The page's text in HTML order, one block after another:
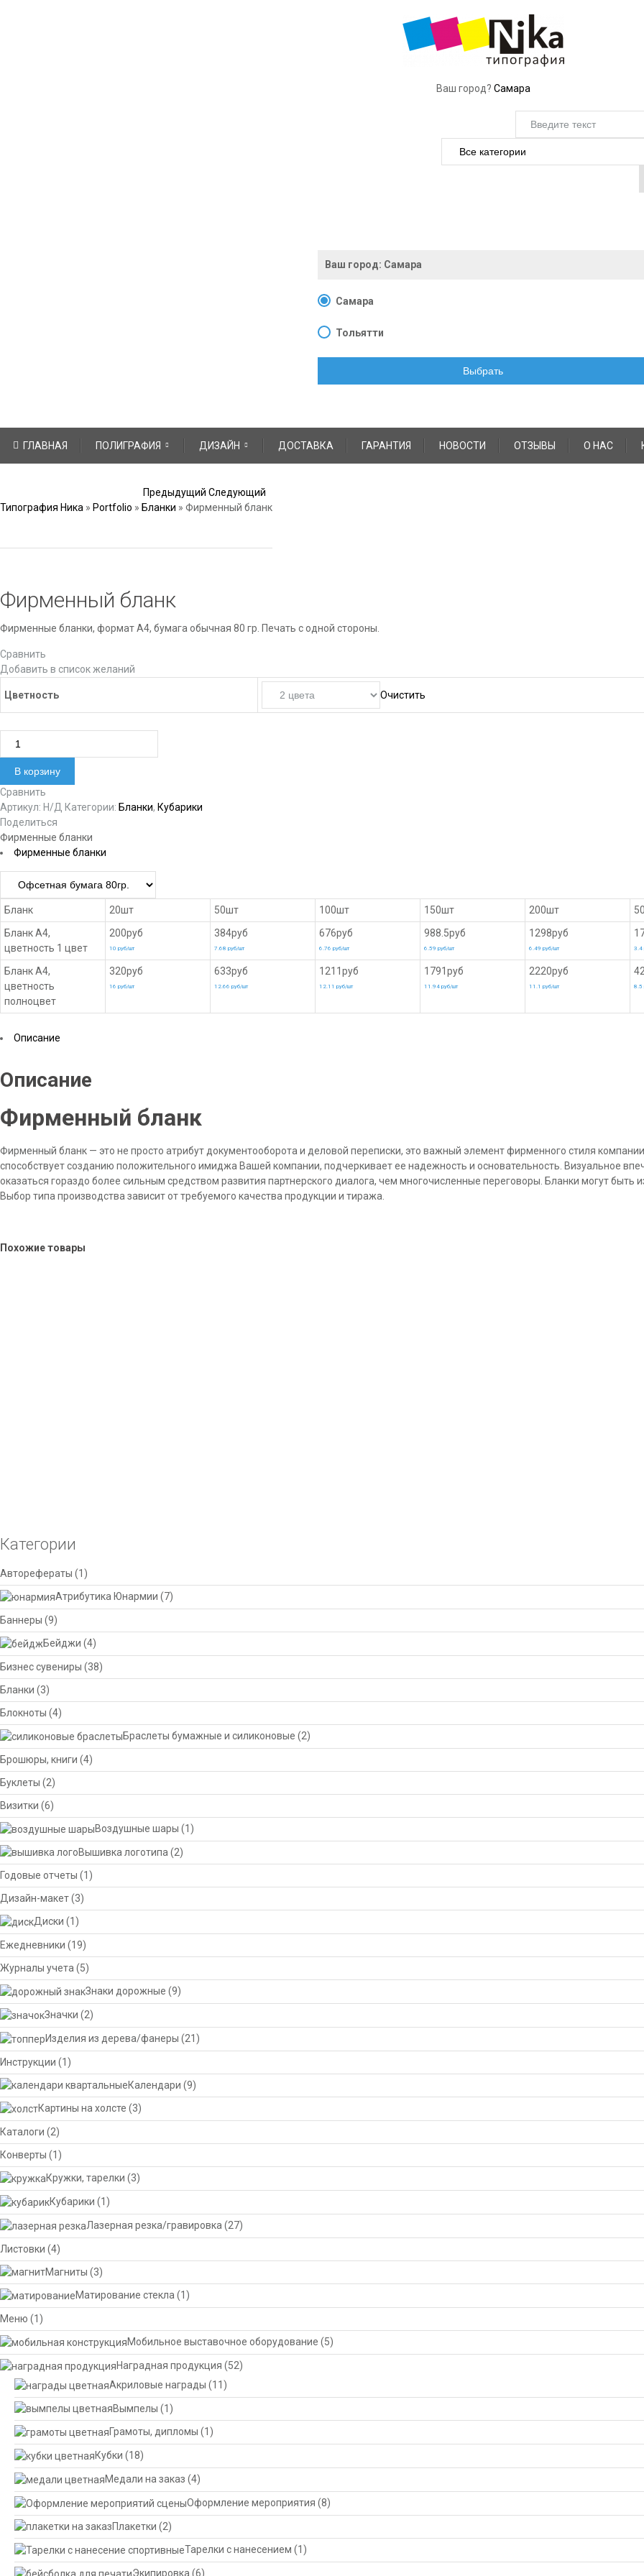
Ваш город? Самара
Ваш город: Самара
Самара
Тольятти
Выбрать
ГЛАВНАЯ
ПОЛИГРАФИЯ ДИЗАЙН ДОСТАВКА ГАРАНТИЯ НОВОСТИ ОТЗЫВЫ О НАС
Предыдущий Следующий
Типография Ника » Portfolio » Бланки » Фирменный бланк
Фирменный бланк
Фирменные бланки, формат А4, бумага обычная 80 гр. Печать с одной стороны.
Сравнить
Добавить в список желаний
Цветность Очистить
В корзину
Сравнить
Артикул: Н/Д Категории: Бланки, Кубарики
Поделиться
Фирменные бланки
Фирменные бланки
Бланк 20шт 50шт 100шт 150шт 200шт
Бланк А4,
цветность 1 цвет
200руб
10 руб/шт
384руб
7.68 руб/шт
676руб
6.76 руб/шт
988.5руб
6.59 руб/шт
1298руб
6.49 руб/шт 3.4
Бланк А4,
цветность
полноцвет
320руб
16 руб/шт
633руб
12.66 руб/шт
1211руб
12.11 руб/шт
1791руб
11.94 руб/шт
2220руб
11.1 руб/шт 8.5
Описание
Описание
Фирменный бланк
Фирменный бланк — это не просто атрибут документооборота и деловой переписки, это важный элемент фирменного стиля
способствует созданию положительного имиджа Вашей компании, подчеркивает ее надежность и основательность. Визуальное
оказаться гораздо более сильным средством развития партнерского диалога, чем многочисленные переговоры. Бланки могут быть
Выбор типа производства зависит от требуемого качества продукции и тиража.
Похожие товары
Категории
Авторефераты (1)
Атрибутика Юнармии (7)
Баннеры (9)
Бейджи (4)
Бизнес сувениры (38)
Бланки (3)
Блокноты (4)
Браслеты бумажные и силиконовые (2)
Брошюры, книги (4)
Буклеты (2)
Визитки (6)
Воздушные шары (1)
Вышивка логотипа (2)
Годовые отчеты (1)
Дизайн-макет(3)
Диски (1)
Ежедневники (19)
Журналы учета (5)
Знаки дорожные (9)
Значки (2)
Изделия из дерева/фанеры (21)
Инструкции (1)
Календари (9)
Картины на холсте (3)
Каталоги (2)
Конверты (1)
Кружки, тарелки (3)
Кубарики (1)
Лазерная резка/гравировка (27)
Листовки (4)
Магниты (3)
Матирование стекла(1)
Меню (1)
Мобильное выставочное оборудование (5)
Наградная продукция (52)
Акриловые награды (11)
Вымпелы (1)
Грамоты, дипломы (1)
Кубки (18)
Медали на заказ (4)
Оформление мероприятия (8)
Плакетки (2)
Тарелки с нанесением (1)
Экипировка (6)